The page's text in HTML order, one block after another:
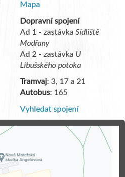
Mapa
Dopravní spojení
Ad 1 - zastávka Sídliště
Modřany
Ad 2 - zastávka U
Libušského potoka
Tramvaj: 3, 17 a 21
Autobus: 165
Vyhledat spojení